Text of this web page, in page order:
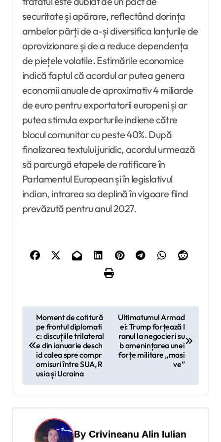
securitate și apărare, reflectând dorința
ambelor părți de a-și diversifica lanțurile de
aprovizionare și de a reduce dependența
de piețele volatile. Estimările economice
indică faptul că acordul ar putea genera
economii anuale de aproximativ 4 miliarde
de euro pentru exportatorii europeni și ar
putea stimula exporturile indiene către
blocul comunitar cu peste 40%. După
finalizarea textului juridic, acordul urmează
să parcurgă etapele de ratificare în
Parlamentul European și în legislativul
indian, intrarea sa deplină în vigoare fiind
prevăzută pentru anul 2027.
a
r
Moment de cotitură
pe frontul diplomati
c: discuțiile trilateral
e din ianuarie desch
id calea spre compr
omisuri între SUA, R
usia și Ucraina
Ultimatumul Armad
ei: Trump forțează I
ranul la negocieri su
b amenințarea unei
forțe militare „masi
ve”
By Crivineanu Alin Iulian